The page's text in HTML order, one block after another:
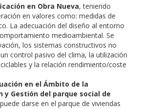
en Obra Nueva, teniendo
en valores como: medidas de
La adecuación del diseño al entorno
medioambiental. Se
los sistemas constructivos no
control pasivo del clima, la utilización
y la relación rendimiento/coste
en el Ámbito de la
y Gestión del parque social de
darse en el parque de viviendas